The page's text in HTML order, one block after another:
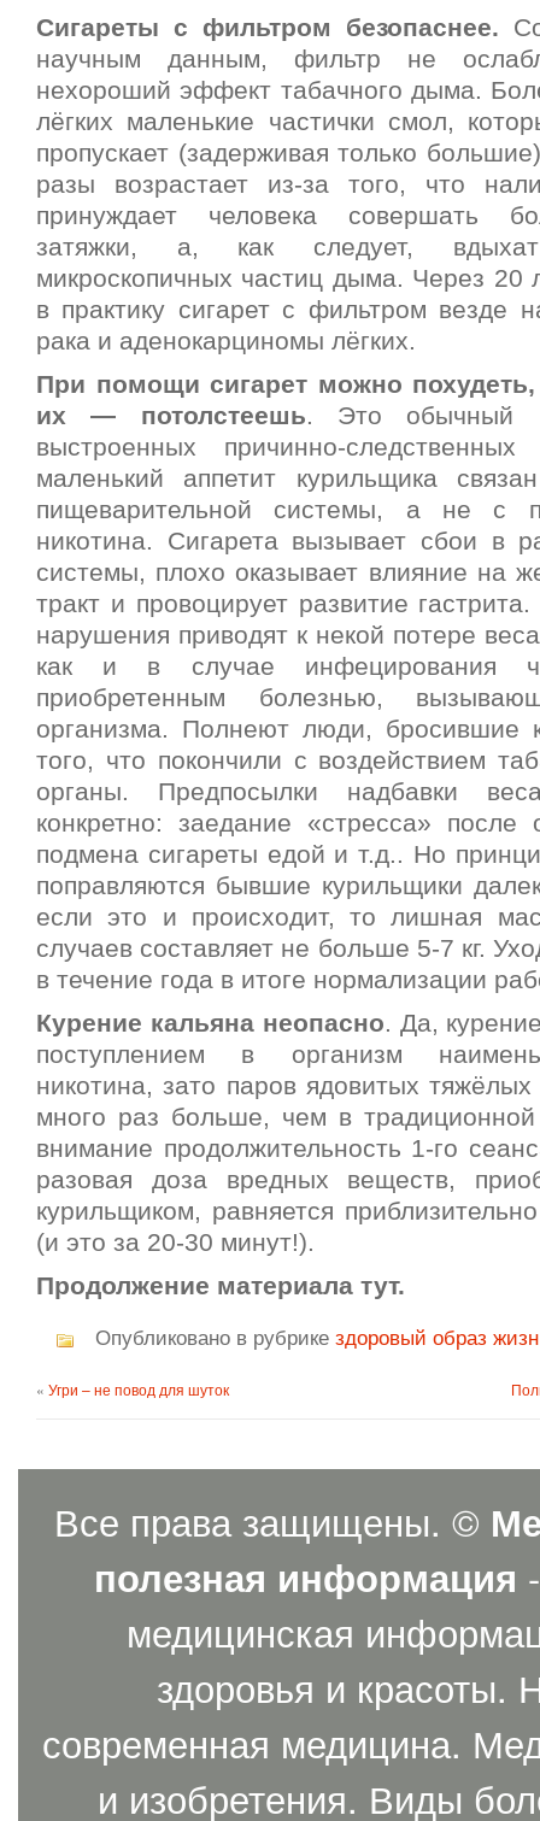
Сигареты с фильтром безопаснее.
научным данным, фильтр не
нехороший эффект табачного дыма.
лёгких маленькие частички смол,
пропускает (задерживая только
разы возрастает из-за того, что
принуждает человека совершать
затяжки, а, как следует,
микроскопичных частиц дыма. Через 20
в практику сигарет с фильтром везде
рака и аденокарциномы лёгких.
При помощи сигарет можно похудеть,
их — потолстеешь. Это обычный
выстроенных причинно-
маленький аппетит курильщика
пищеварительной системы, а не с
никотина. Сигарета вызывает сбои в
системы, плохо оказывает влияние на
тракт и провоцирует развитие
нарушения приводят к некой потере
как и в случае инфецирования
приобретенным болезнью,
организма. Полнеют люди, бросившие
того, что покончили с воздействием
органы. Предпосылки надбавки
конкретно: заедание «стресса» после
подмена сигареты едой и т.д.. Но
поправляются бывшие курильщики
если это и происходит, то лишная
случаев составляет не больше 5-7 кг.
в течение года в итоге нормализации
Курение кальяна неопасно. Да,
поступлением в организм
никотина, зато паров ядовитых
много раз больше, чем в
внимание продолжительность 1-го
разовая доза вредных веществ,
курильщиком, равняется
(и это за 20-30 минут!).
Продолжение материала тут.
Опубликовано в рубрике здоровый образ
« Угри – не повод для шуток
Все права защищены. ©
полезная информация
медицинская
здоровья и красоты.
современная медицина.
и изобретения. Виды